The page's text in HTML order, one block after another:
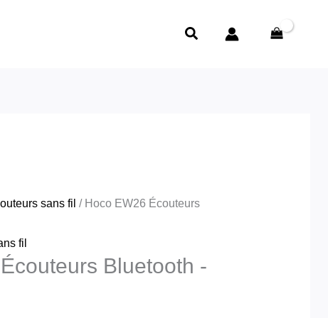
Rechercher
sans fil / Hoco EW26 Écouteurs
fil
Bluetooth -